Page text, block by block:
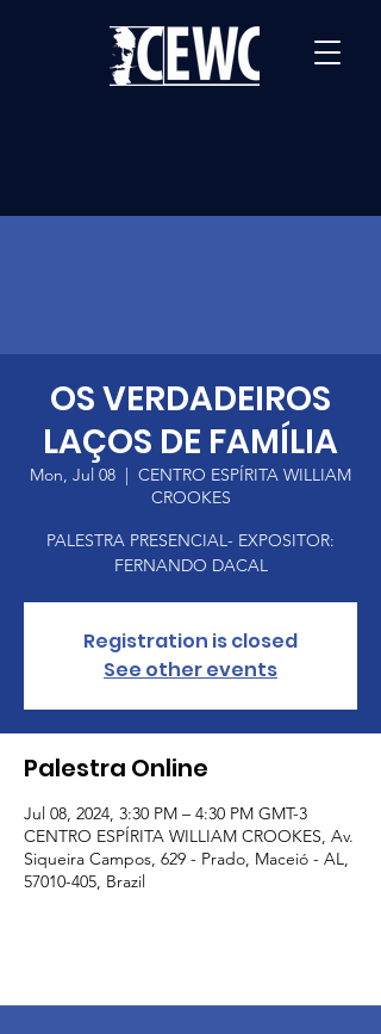
OS VERDADEIROS
LAÇOS DE FAMÍLIA
Mon, Jul 08
  |
CENTRO ESPÍRITA WILLIAM
CROOKES
PALESTRA PRESENCIAL- EXPOSITOR:
FERNANDO DACAL
Registration is closed
See other events
Palestra Online
Jul 08, 2024, 3:30 PM – 4:30 PM GMT-3
CENTRO ESPÍRITA WILLIAM CROOKES, Av.
Siqueira Campos, 629 - Prado, Maceió - AL,
57010-405, Brazil